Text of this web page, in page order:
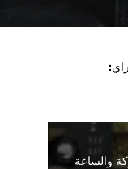
والساعة